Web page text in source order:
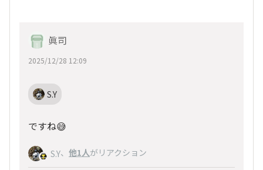
眞司
2025/12/28 12:09
S.Y
ですね😅
S.Y、 他1人がリアクション